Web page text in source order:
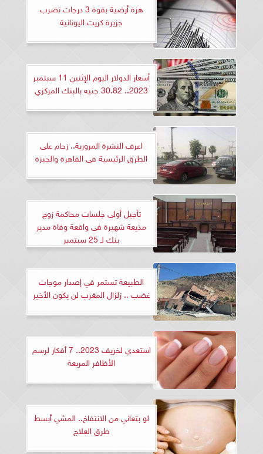
هزة أرضية بقوة 3 درجات تضرب
جزيرة كريت اليونانية
أسعار الدولار اليوم الإثنين 11 سبتمبر
2023.. 30.82 جنيه بالبنك المركزي
اعرف النشرة المرورية.. زحام على
الطرق الرئيسية فى القاهرة والجيزة
تأجيل أولى جلسات محاكمة زوج
مذيعة شهيرة فى واقعة وفاة مدير
بنك لـ 25 سبتمبر
الطبيعة تستمر في إصدار موجات
غضب .. زلزال المغرب لن يكون الأخير
استعدي لخريف 2023.. 7 أفكار لرسم
الأظافر المربعة
لو بتعاني من الانتفاخ.. المشي أبسط
طرق العلاج